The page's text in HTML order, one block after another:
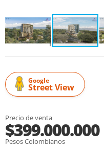
Google
Street View
Precio de venta
$399.000.000
Pesos Colombianos